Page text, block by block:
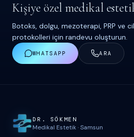
Kişiye özel medikal
Botoks, dolgu, mezoterapi, PRP ve
protokolleri için randevu oluşturun.
WHATSAPP ARA
Site haritası ve iletişim
DR. S Ö KMEN
Medikal Estetik·Samsun